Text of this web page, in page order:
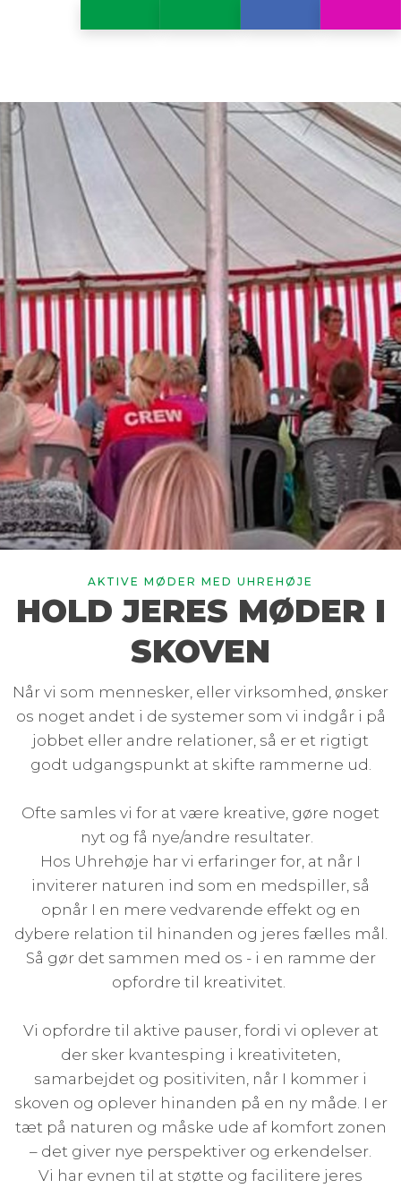
AKTIVE MØDER MED UHREHØJE
HOLD JERES MØDER I
SKOVEN
Når vi som mennesker, eller virksomhed, ønsker
os noget andet i de systemer som vi indgår i på
jobbet eller andre relationer, så er et rigtigt
godt udgangspunkt at skifte rammerne ud.
Ofte samles vi for at være kreative, gøre noget
nyt og få nye/andre resultater.
Hos Uhrehøje har vi erfaringer for, at når I
inviterer naturen ind som en medspiller, så
opnår I en mere vedvarende effekt og en
dybere relation til hinanden og jeres fælles mål.
Så gør det sammen med os - i en ramme der
opfordre til kreativitet.
Vi opfordre til aktive pauser, fordi vi oplever at
der sker kvantesping i kreativiteten,
samarbejdet og positiviten, når I kommer i
skoven og oplever hinanden på en ny måde. I er
tæt på naturen og måske ude af komfort zonen
– det giver nye perspektiver og erkendelser.
Vi har evnen til at støtte og facilitere jeres